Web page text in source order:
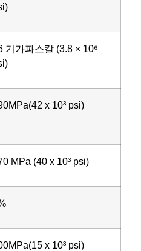
기가파스칼 (3.8 × 10⁶
x 10³ psi)
MPa (40 x 10³ psi)
x 10³ psi)